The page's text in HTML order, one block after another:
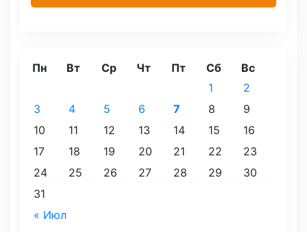
Пн Вт Ср Чт Пт Сб Вс
« Июл
1
2
3
4 5 6 7 8
9
10
11 12 13 14 15
16
17
18 19 20 21 22
23
24
25 26 27 28 29
30
31